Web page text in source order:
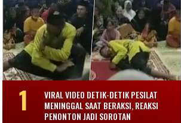
VIRAL VIDEO DETIK-DETIK PESILAT
MENINGGAL SAAT BERAKSI, REAKSI
PENONTON JADI SOROTAN